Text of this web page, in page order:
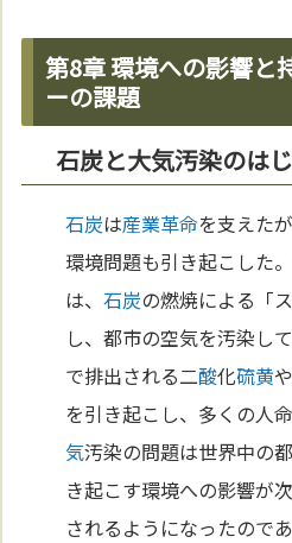
第8章 環境への影響と
ーの課題
石炭と大気汚染のは
石炭は産業革命を支えた
環境問題も引き起こした
は、石炭の燃焼による「
し、都市の空気を汚染し
で排出される二酸化硫黄
を引き起こし、多くの人
気汚染の問題は世界中の
き起こす環境への影響が
されるようになったのであ